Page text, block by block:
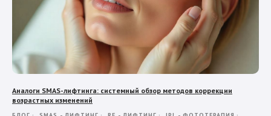
Аналоги SMAS-лифтинга: системный обзор методов коррекции
возрастных изменений